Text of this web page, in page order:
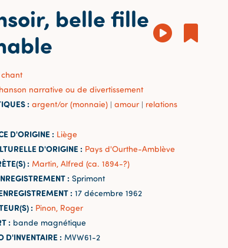
belle fille
chant
narrative ou de divertissement
: argent/or (monnaie) | amour | relations
D'ORIGINE : Liège
D'ORIGINE : Pays d'Ourthe-Amblève
: Martin, Alfred (ca. 1894-?)
: Sprimont
: 17 décembre 1962
: Pinon, Roger
: bande magnétique
D'INVENTAIRE : MVW61-2